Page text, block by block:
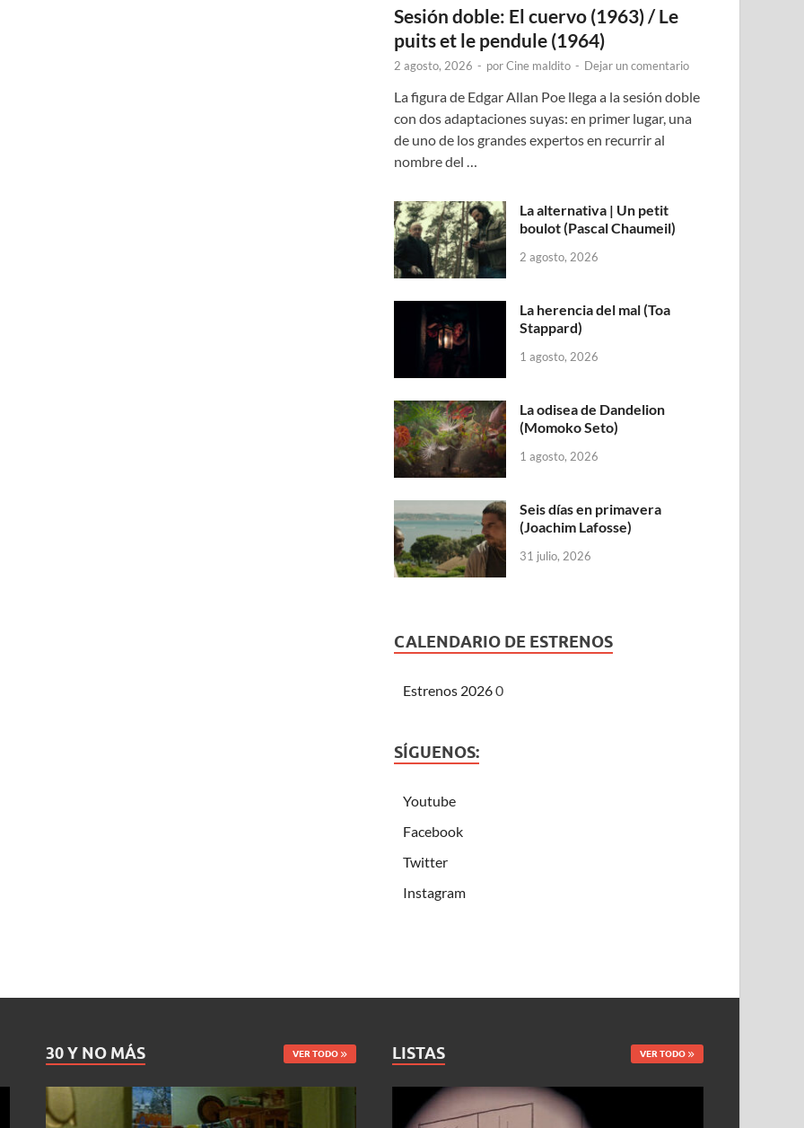
Sesión doble: El cuervo (1963) / Le
puits et le pendule (1964)
2 agosto, 2026 - porCine maldito - Dejar un comentario
La figura de Edgar Allan Poe llega a la sesión doble
con dos adaptaciones suyas: en primer lugar, una
de uno de los grandes expertos en recurrir al
nombre del …
La alternativa | Un petit
boulot (Pascal Chaumeil)
2 agosto, 2026
La herencia del mal (Toa
Stappard)
1 agosto, 2026
La odisea de Dandelion
(Momoko Seto)
1 agosto, 2026
Seis días en primavera
(Joachim Lafosse)
31 julio, 2026
CALENDARIO DE ESTRENOS
Estrenos 20260
SÍGUENOS:
Youtube
Facebook
Twitter
Instagram
30 Y NO MÁS VER TODO LISTAS VER TODO